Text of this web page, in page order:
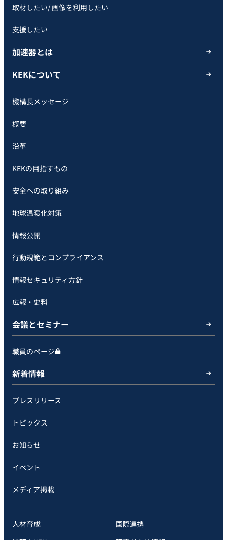
取材したい/ 画像を利用したい
支援したい
加速器とは
KEKについて
機構長メッセージ
概要
沿革
KEKの目指すもの
安全への取り組み
地球温暖化対策
情報公開
行動規範とコンプライアンス
情報セキュリティ方針
広報・史料
会議とセミナー
職員のページ
新着情報
プレスリリース
トピックス
お知らせ
イベント
メディア掲載
人材育成
国際連携